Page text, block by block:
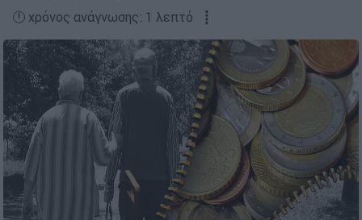
🕛 χρόνος ανάγνωσης: 1 λεπτό ┋